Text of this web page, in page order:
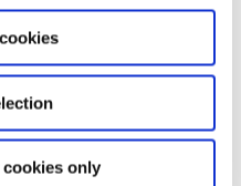
cookies only
skal udvikle
løbende.
have forståelse for
og
skal forbedres,
match mellem ansøger
undervisning
og feedback: